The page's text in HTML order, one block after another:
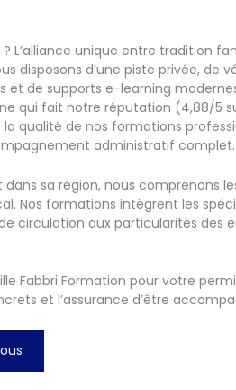
L’alliance unique entre tradition
disposons d’une piste privée, de
et de supports e-learning
qui fait notre réputation (4,88/5
qualité de nos formations
administratif complet.
dans sa région, nous comprenons
Nos formations intègrent les
circulation aux particularités des
Fabbri Formation pour votre
et l’assurance d’être